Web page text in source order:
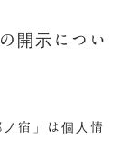
開示につい
宿」は個人情